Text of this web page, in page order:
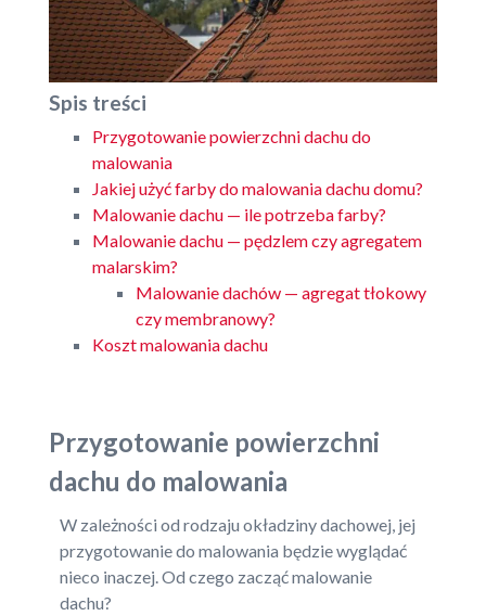
Spis treści
Przygotowanie powierzchni dachu do
malowania
Jakiej użyć farby do malowania dachu domu?
Malowanie dachu — ile potrzeba farby?
Malowanie dachu — pędzlem czy agregatem
malarskim?
Malowanie dachów — agregat tłokowy
czy membranowy?
Koszt malowania dachu
Przygotowanie powierzchni
dachu do malowania
W zależności od rodzaju okładziny dachowej, jej
przygotowanie do malowania będzie wyglądać
nieco inaczej. Od czego zacząć malowanie
dachu?